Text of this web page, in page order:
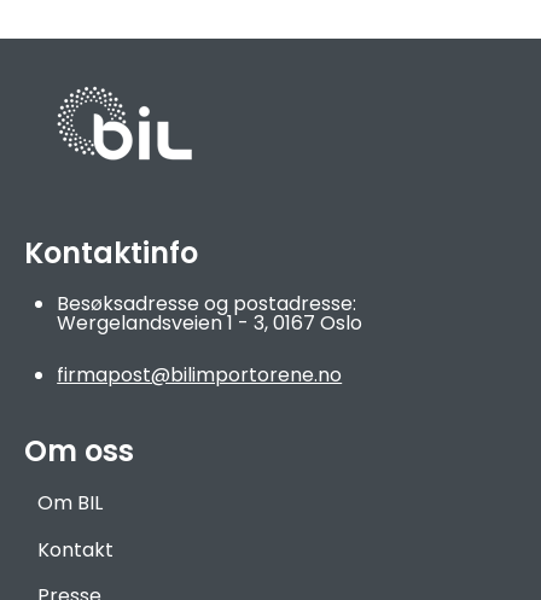
Kontaktinfo
Besøksadresse og postadresse:
Wergelandsveien 1 - 3,0167 Oslo
firmapost@bilimportorene.no
Om oss
Om BIL
Kontakt